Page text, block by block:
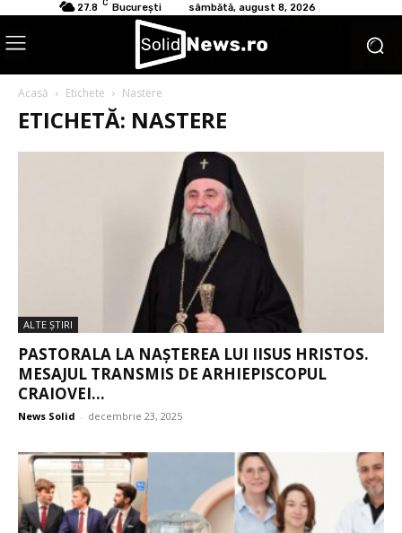
27.8 C București sâmbătă, august 8, 2026
Acasă Etichete Nastere
ETICHETĂ: NASTERE
ALTE ŞTIRI
PASTORALA LA NAŞTEREA LUI IISUS HRISTOS.
MESAJUL TRANSMIS DE ARHIEPISCOPUL
CRAIOVEI...
News Solid - decembrie 23, 2025